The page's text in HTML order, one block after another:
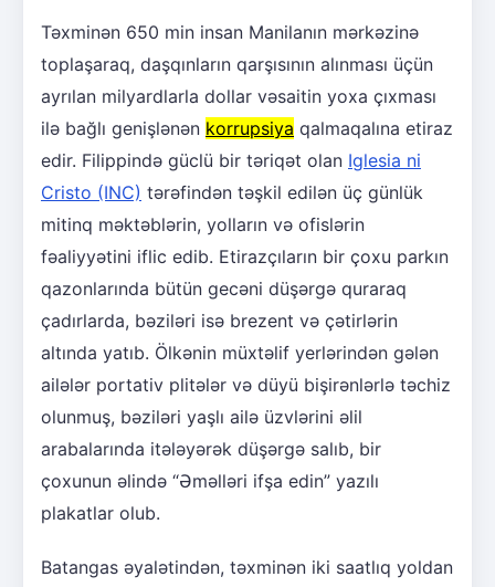
Təxminən 650 min insan Manilanın mərkəzinə
toplaşaraq, daşqınların qarşısının alınması üçün
ayrılan milyardlarla dollar vəsaitin yoxa çıxması
ilə bağlı genişlənən korrupsiya qalmaqalına etiraz
edir. Filippində güclü bir təriqət olan Iglesia ni
Cristo (INC) tərəfindən təşkil edilən üç günlük
mitinq məktəblərin, yolların və ofislərin
fəaliyyətini iflic edib. Etirazçıların bir çoxu parkın
qazonlarında bütün gecəni düşərgə quraraq
çadırlarda, bəziləri isə brezent və çətirlərin
altında yatıb. Ölkənin müxtəlif yerlərindən gələn
ailələr portativ plitələr və düyü bişirənlərlə təchiz
olunmuş, bəziləri yaşlı ailə üzvlərini əlil
arabalarında itələyərək düşərgə salıb, bir
çoxunun əlində “Əməlləri ifşa edin” yazılı
plakatlar olub.
Batangas əyalətindən, təxminən iki saatlıq yoldan